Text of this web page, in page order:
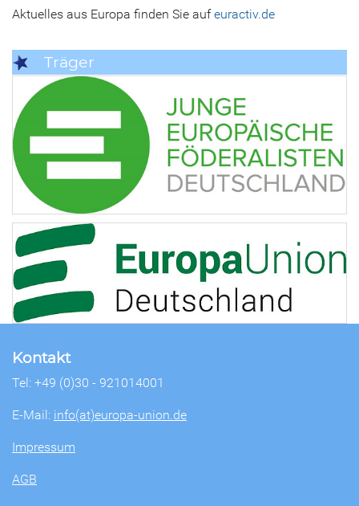
Aktuelles aus Europa finden Sie aufeuractiv.de
Träger
Kontakt
Tel: +49 (0)30 - 921014001
E-Mail: info(at)europa-union.de
Impressum
AGB